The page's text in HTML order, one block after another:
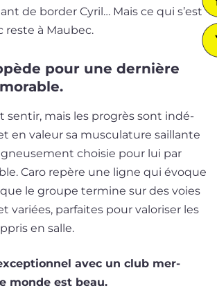
de bor­der Cyril… Mais ce qui s’est
reste à Maubec.
pour une dernière
sen­tir, mais les pro­grès sont indé­
en valeur sa mus­cu­la­ture saillante
choi­sie pour lui par
Caro repère une ligne qui évoque
que le groupe ter­mine sur des voies
variées, par­faites pour valo­ri­ser les
en salle.
avec un club mer­
monde est beau.